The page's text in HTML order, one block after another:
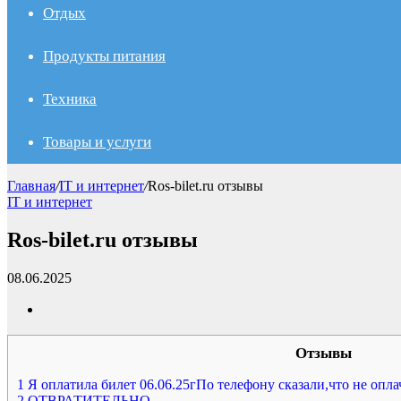
Отдых
Продукты питания
Техника
Товары и услуги
Главная/IT и интернет/Ros-bilet.ru отзывы
IT и интернет
Ros-bilet.ru отзывы
08.06.2025
Отзывы
1 Я оплатила билет 06.06.25гПо телефону сказали,что не